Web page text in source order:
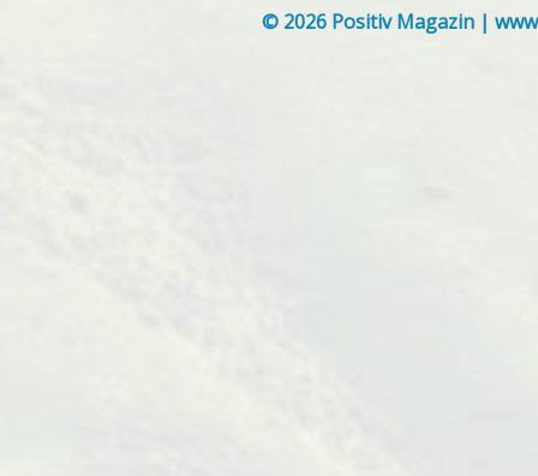
© 2026 Positiv Magazin |